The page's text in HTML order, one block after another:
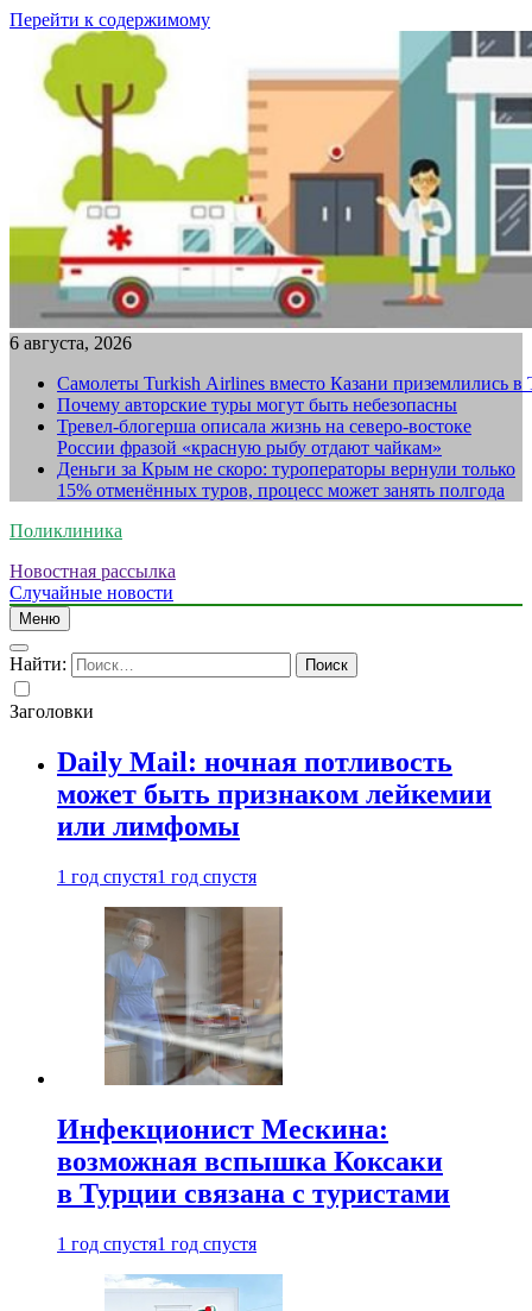
Перейти к содержимому
6 августа, 2026
Самолеты Turkish Airlines вместо Казани приземлились в
Почему авторские туры могут быть небезопасны
Тревел-блогерша описала жизнь на северо-востоке
России фразой «красную рыбу отдают чайкам»
Деньги за Крым не скоро: туроператоры вернули только
15% отменённых туров, процесс может занять полгода
Поликлиника
Новостная рассылка
Случайные новости
Меню
Найти:
Заголовки
Daily Mail: ночная потливость
может быть признаком лейкемии
или лимфомы
1 год спустя1 год спустя
Инфекционист Мескина:
возможная вспышка Коксаки
в Турции связана с туристами
1 год спустя1 год спустя